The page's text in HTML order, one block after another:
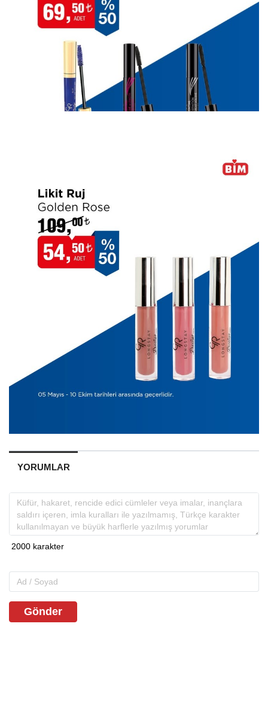
YORUMLAR
Gönder